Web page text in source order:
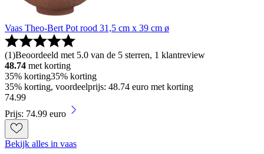
Vaas Theo-Bert Pot rood 31,5 cm x 39 cm ø
(1)Beoordeeld met 5.0 van de 5 sterren, 1 klantreview
48.74 met korting
35% korting35% korting
35% korting, voordeelprijs: 48.74 euro met korting
74.99
Prijs: 74.99 euro
Bekijk alles in vaas